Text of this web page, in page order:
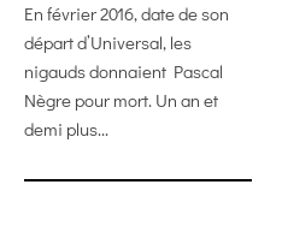
En février 2016, date de son
départ d’Universal, les
nigauds donnaient Pascal
Nègre pour mort. Un an et
demi plus...